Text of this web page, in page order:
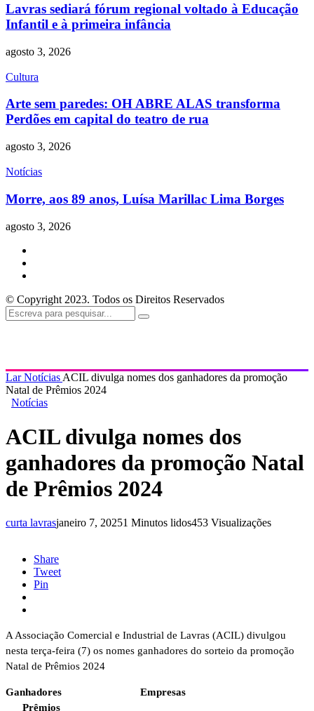
Lavras sediará fórum regional voltado à Educação
Infantil e à primeira infância
agosto 3, 2026
Cultura
Arte sem paredes: OH ABRE ALAS transforma
Perdões em capital do teatro de rua
agosto 3, 2026
Notícias
Morre, aos 89 anos, Luísa Marillac Lima Borges
agosto 3, 2026
© Copyright 2023. Todos os Direitos Reservados
LarNotícias ACIL divulga nomes dos ganhadores da promoção
Natal de Prêmios 2024
Notícias
ACIL divulga nomes dos
ganhadores da promoção Natal
de Prêmios 2024
curta lavrasjaneiro 7, 20251 Minutos lidos453 Visualizações
Share
Tweet
Pin
A Associação Comercial e Industrial de Lavras (ACIL) divulgou
nesta terça-feira (7) os nomes ganhadores do sorteio da promoção
Natal de Prêmios 2024
Ganhadores
Empresas
Prêmios